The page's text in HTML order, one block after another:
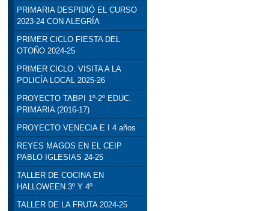
PRIMARIA DESPIDIÓ EL CURSO
2023-24 CON ALEGRÍA
PRIMER CICLO FIESTA DEL
OTOÑO 2024-25
PRIMER CICLO. VISITA A LA
POLICÍA LOCAL 2025-26
PROYECTO TABPI 1º-2º EDUC.
PRIMARIA (2016-17)
PROYECTO VENECIA E I 4 años
REYES MAGOS EN EL CEIP
PABLO IGLESIAS 24-25
TALLER DE COCINA EN
HALLOWEEN 3º Y 4º
TALLER DE LA FRUTA 2024-25